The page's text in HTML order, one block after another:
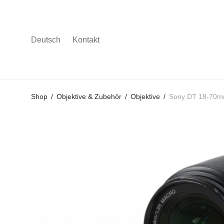
Deutsch Kontakt
Shop / Objektive & Zubehör / Objektive / Sony DT 18-